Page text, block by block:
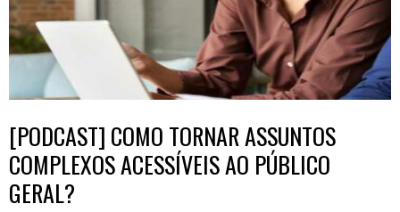
[PODCAST] COMO TORNAR ASSUNTOS
COMPLEXOS ACESSÍVEIS AO PÚBLICO
GERAL?